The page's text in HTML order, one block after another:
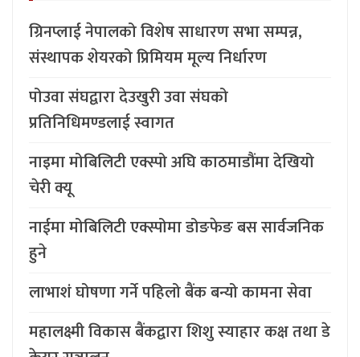
ग्रिनप्लाई नेपालको विशेष साधारण सभा सम्पन्न,
संस्थापक शेयरको प्रिमियम मूल्य निर्धारण
पोउवा संघद्वारा देउखुरी उवा संघको
प्रतिनिधिमण्डलाई स्वागत
नाइमा मोबिलिटी एक्स्पो अघि काठमाडौंमा देखियो
चेरी क्यू
नाईमा मोबिलिटी एक्स्पोमा डोङफेङ बस सार्वजनिक
हुने
लाभाशं घोषणा गर्ने पहिलो बैंक बन्यो कामना सेवा
महालक्ष्मी विकास बैंकद्वारा शिशु स्याहार कक्ष तथा डे